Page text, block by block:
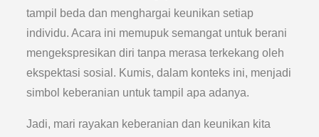
tampil beda dan menghargai keunikan setiap
individu. Acara ini memupuk semangat untuk berani
mengekspresikan diri tanpa merasa terkekang oleh
ekspektasi sosial. Kumis, dalam konteks ini, menjadi
simbol keberanian untuk tampil apa adanya.
Jadi, mari rayakan keberanian dan keunikan kita